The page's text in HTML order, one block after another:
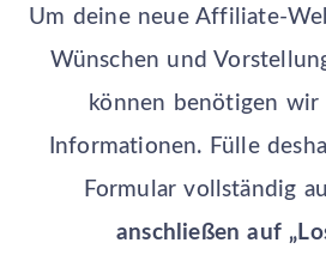
Um deine neue Affiliate-
Wünschen und
können benötigen wir
Informationen. Fülle
Formular vollständig
anschließen auf